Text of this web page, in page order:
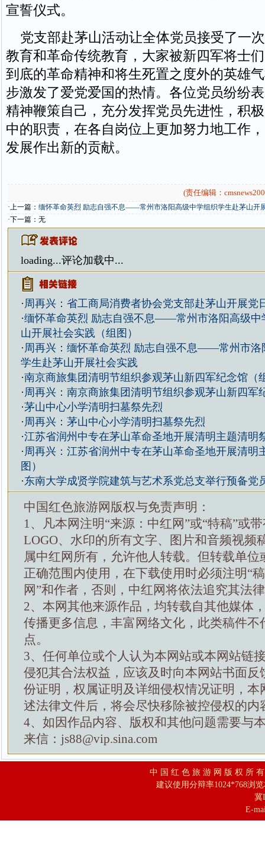
宣誓仪式。
党支部赴茅山活动让全体党员接受了一
教育和革命传统教育，大家被新四军将士
到底的革命精神和将生死置之度外的英雄
步激发了爱党爱国的热情。各位党员纷纷
精神鞭策自己，充分发挥党员先进性，积
中的职责，在各自岗位上更加努力地工作
发展作出新的贡献。
(责任编辑：
·上一篇： 缅怀革命英烈 励志自强不息——常州市洛阳高级中学组织学生赴茅山开
·下一篇：无
loading...评论加载中...
· 周再兴：省工商局消费者协会党支部赴茅山开展党
·缅怀革命英烈 励志自强不息——常州市洛阳高级中
山开展社会实践（组图）
· 周再兴：缅怀革命英烈 励志自强不息——常州市洛
学生赴茅山开展社会实践
·南京商旅集团清明节组织参观茅山新四军纪念馆（
· 周再兴：南京商旅集团清明节组织参观茅山新四军
·茅山中心小学清明扫墓祭先烈
· 周再兴：茅山中心小学清明扫墓祭先烈
·江苏省润州中专在茅山革命圣地开展清明主题清明
· 周再兴：江苏省润州中专在茅山革命圣地开展清明
图）
·东南大学成贤学院建筑与艺术系党总支举行预备党
中国红色旅游网版权与免责声明：
1、凡本网注明“来源：中红网”或“特稿”或
LOGO、水印的所有文字、图片和音频视频
属中红网所有，允许他人转载。但转载单位
正确范围内使用，在下载使用时必须注明“
网”和作者，否则，中红网将依法追究其法
2、本网其他来源作品，均转载自其他媒体
传播更多信息，丰富网络文化，此类稿件不
点。
3、任何单位或个人认为本网站或本网站链
侵犯其合法权益，应该及时向本网站书面反
份证明，权属证明及详细侵权情况证明，本
述法律文件后，将会尽快移除被控侵权的内
4、如因作品内容、版权和其他问题需要与
来信：js88@vip.sina.com
中 国 红 色 旅 游 网 版 权 所
建议使用分辩率1024*768浏
冀
E-